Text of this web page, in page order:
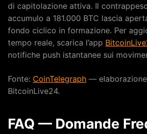
di capitolazione attiva. Il
accumulo a 181.000 BTC lascia
fondo ciclico in formazione. Per
tempo reale, scarica l’app
notifiche push istantanee sui
Fonte: CoinTelegraph —
BitcoinLive24.
FAQ — Domande